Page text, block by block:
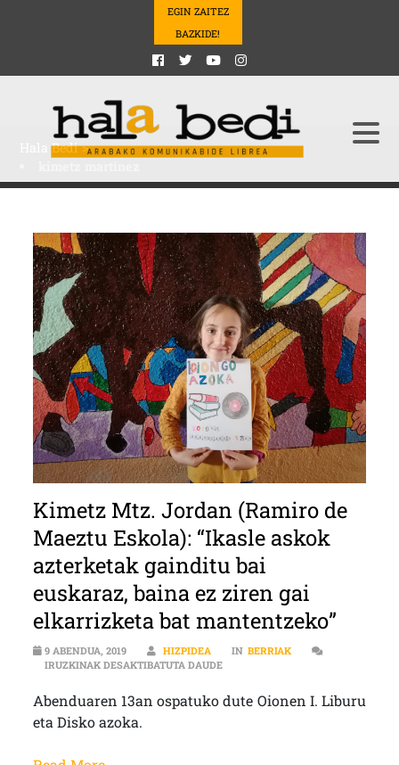
EGIN ZAITEZ
BAZKIDE!
Hala Bedi>
Kimetz Mtz. Jordan (Ramiro de
Maeztu Eskola): “Ikasle askok
azterketak gainditu bai
euskaraz, baina ez ziren gai
elkarrizketa bat mantentzeko”
9 ABENDUA, 2019 HIZPIDEA IN BERRIAK
IRUZKINAK DESAKTIBATUTA DAUDEKIMETZ MTZ. JORDAN (RAMIRO DE
Abenduaren 13an ospatuko dute Oionen I. Liburu
eta Disko azoka.